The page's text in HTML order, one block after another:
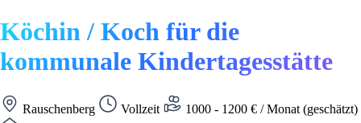
Köchin / Koch für die
kommunale Kindertagesstätte
Rauschenberg Vollzeit
1000 - 1200 € / Monat (geschätzt)